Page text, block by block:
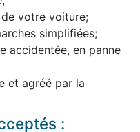
votre voiture;
simplifiées;
accidentée, en panne
et agréé par la
: